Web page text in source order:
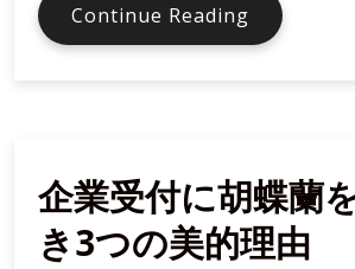
Continue Reading
真
蝶
蘭
｜
企業受付に胡蝶蘭
き3つの美的理由